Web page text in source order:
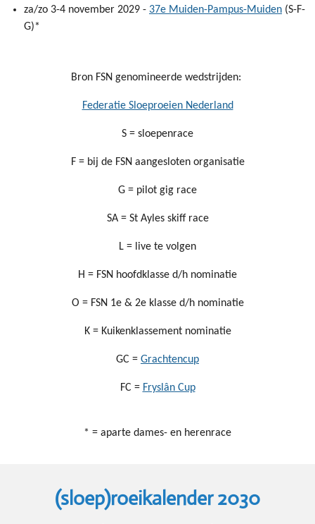
za/zo 3-4 november 2029 - 37e Muiden-Pampus-Muiden (S-F-
G)*
Bron FSN genomineerde wedstrijden:
Federatie Sloeproeien Nederland
S = sloepenrace
F = bij de FSN aangesloten organisatie
G = pilot gig race
SA = St Ayles skiff race
L = live te volgen
H = FSN hoofdklasse d/h nominatie
O = FSN 1e & 2e klasse d/h nominatie
K = Kuikenklassement nominatie
GC = Grachtencup
FC = Fryslân Cup
* = aparte dames- en herenrace
(sloep)roeikalender 2030